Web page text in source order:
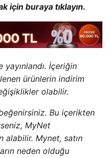
için buraya tıklayın.
İçeriğin
ürünlerin indirim
olabilir.
Bu içerikten
MyNet
alabilir. Mynet, satın
neden olduğu